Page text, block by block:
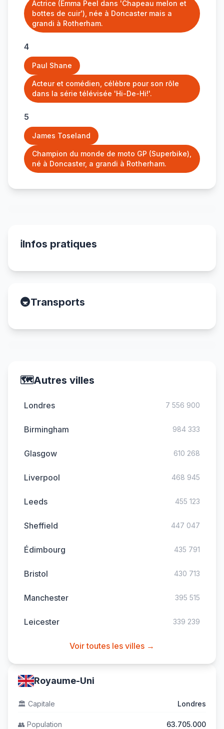
Actrice (Emma Peel dans 'Chapeau melon et
bottes de cuir'), née à Doncaster mais a
grandi à Rotherham.
4
Paul Shane
Acteur et comédien, célèbre pour son rôle
dans la série télévisée 'Hi-De-Hi!'.
5
James Toseland
Champion du monde de moto GP (Superbike),
né à Doncaster, a grandi à Rotherham.
ℹ️Infos pratiques
🚇Transports
🗺️Autres villes
Londres 7 556 900
Birmingham 984 333
Glasgow 610 268
Liverpool 468 945
Leeds 455 123
Sheffield 447 047
Édimbourg 435 791
Bristol 430 713
Manchester 395 515
Leicester 339 239
Voir toutes les villes →
Royaume-Uni
🏛️ Capitale Londres
👥 Population 63.705.000